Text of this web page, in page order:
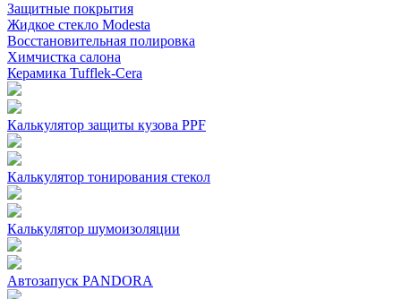
Защитные покрытия
Жидкое стекло Modesta
Восстановительная полировка
Химчистка салона
Керамика Tufflek-Cera
Калькулятор защиты кузова PPF
Калькулятор тонирования стекол
Калькулятор шумоизоляции
Автозапуск PANDORA